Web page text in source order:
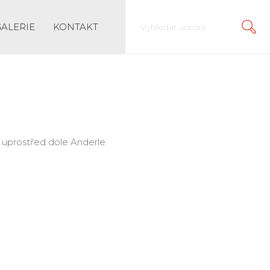
KONTAKT
uprostřed dole Anderle